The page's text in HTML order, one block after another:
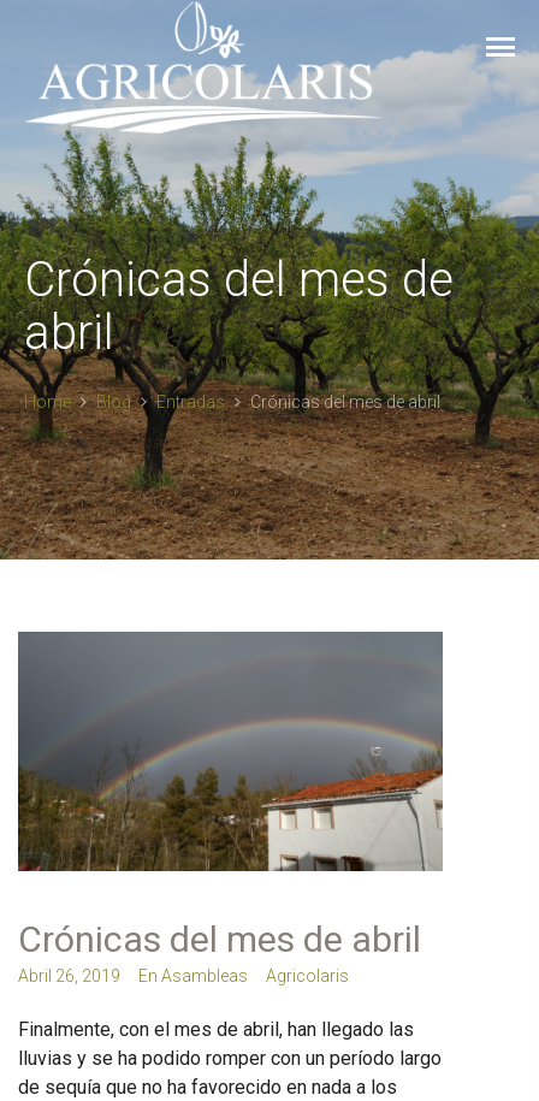
Crónicas del mes de
abril
Home Blog Entradas Crónicas del mes de abril
Crónicas del mes de abril
Abril 26, 2019 En Asambleas Agricolaris
Finalmente, con el mes de abril, han llegado las
lluvias y se ha podido romper con un período largo
de sequía que no ha favorecido en nada a los